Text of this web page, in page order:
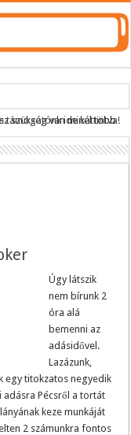
támogatónk ide kattintva!
Úgy látszik
nem bírunk 2
óra alá
bemenni az
adásidővel.
Lazázunk,
egy titokzatos negyedik
adásra Pécsről a tortát
keze munkáját
2 számunkra fontos